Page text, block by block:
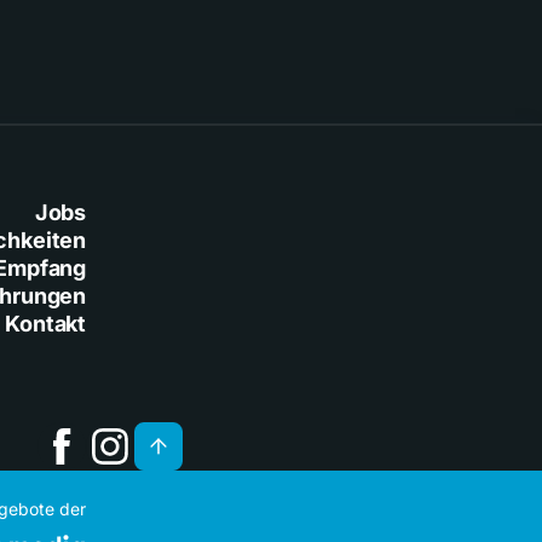
Jobs
Kontakt
der